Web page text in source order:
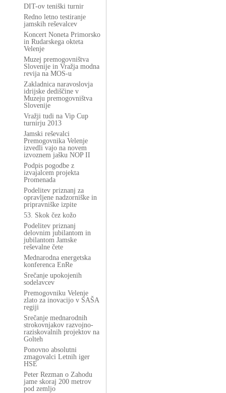
DIT-ov teniški turnir
Redno letno testiranje
jamskih reševalcev
Koncert Noneta Primorsko
in Rudarskega okteta
Velenje
Muzej premogovništva
Slovenije in Vražja modna
revija na MOS-u
Zakladnica naravoslovja
idrijske dediščine v
Muzeju premogovništva
Slovenije
Vražji tudi na Vip Cup
turnirju 2013
Jamski reševalci
Premogovnika Velenje
izvedli vajo na novem
izvoznem jašku NOP II
Podpis pogodbe z
izvajalcem projekta
Promenada
Podelitev priznanj za
opravljene nadzorniške in
pripravniške izpite
53. Skok čez kožo
Podelitev priznanj
delovnim jubilantom in
jubilantom Jamske
reševalne čete
Mednarodna energetska
konferenca EnRe
Srečanje upokojenih
sodelavcev
Premogovniku Velenje
zlato za inovacijo v SAŠA
regiji
Srečanje mednarodnih
strokovnjakov razvojno-
raziskovalnih projektov na
Golteh
Ponovno absolutni
zmagovalci Letnih iger
HSE
Peter Rezman o Zahodu
jame skoraj 200 metrov
pod zemljo